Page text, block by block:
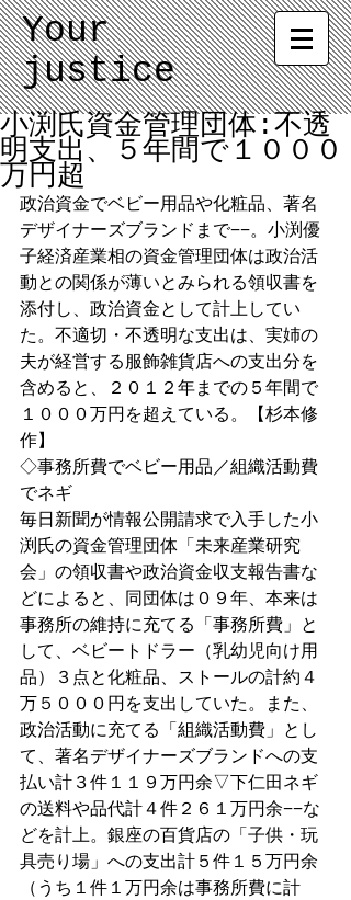
Your
justice
小渕氏資金管理団体:不透
明支出、５年間で１０００
万円超
政治資金でベビー用品や化粧品、著名
デザイナーズブランドまで−−。小渕優
子経済産業相の資金管理団体は政治活
動との関係が薄いとみられる領収書を
添付し、政治資金として計上してい
た。不適切・不透明な支出は、実姉の
夫が経営する服飾雑貨店への支出分を
含めると、２０１２年までの５年間で
１０００万円を超えている。【杉本修
作】
◇事務所費でベビー用品／組織活動費
でネギ
毎日新聞が情報公開請求で入手した小
渕氏の資金管理団体「未来産業研究
会」の領収書や政治資金収支報告書な
どによると、同団体は０９年、本来は
事務所の維持に充てる「事務所費」と
して、ベビートドラー（乳幼児向け用
品）３点と化粧品、ストールの計約４
万５０００円を支出していた。また、
政治活動に充てる「組織活動費」とし
て、著名デザイナーズブランドへの支
払い計３件１１９万円余▽下仁田ネギ
の送料や品代計４件２６１万円余−−な
どを計上。銀座の百貨店の「子供・玩
具売り場」への支出計５件１５万円余
（うち１件１万円余は事務所費に計